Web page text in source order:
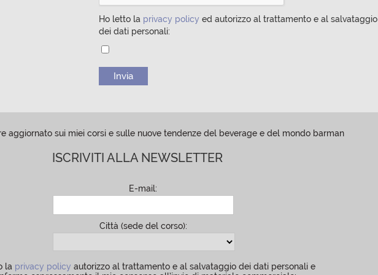
Ho letto la privacy policy ed autorizzo al trattamento e al salvataggio
dei dati personali:
aggiornato sui miei corsi e sulle nuove tendenze del beverage e del mondo barman
ISCRIVITI ALLA NEWSLETTER
E-mail:
Città (sede del corso):
la privacy policy autorizzo al trattamento e al salvataggio dei dati personali e